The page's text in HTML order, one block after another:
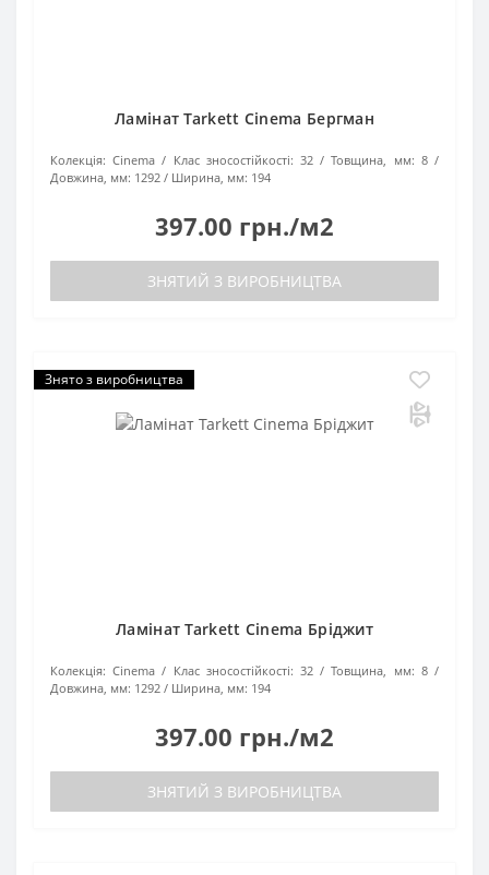
Ламінат Tarkett Cinema Бергман
Колекція: Cinema Клас зносостійкості: 32 Товщина, мм: 8
Довжина, мм: 1292 Ширина, мм: 194
397.00 грн./м2
ЗНЯТИЙ З ВИРОБНИЦТВА
Знято з виробництва
Ламінат Tarkett Cinema Бріджит
Колекція: Cinema Клас зносостійкості: 32 Товщина, мм: 8
Довжина, мм: 1292 Ширина, мм: 194
397.00 грн./м2
ЗНЯТИЙ З ВИРОБНИЦТВА